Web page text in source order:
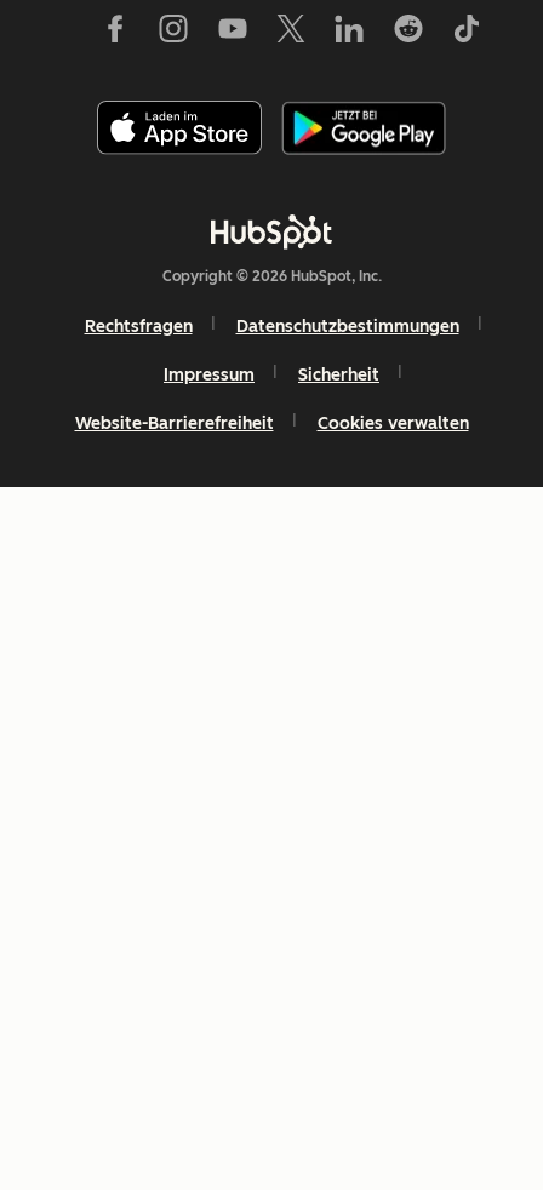
Copyright © 2026 HubSpot, Inc.
Rechtsfragen Datenschutzbestimmungen
Impressum Sicherheit
Website-Barrierefreiheit Cookies verwalten